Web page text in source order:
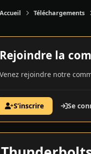
Accueil Téléchargements
Rejoindre la
Venez rejoindre notre
S’inscrire Se